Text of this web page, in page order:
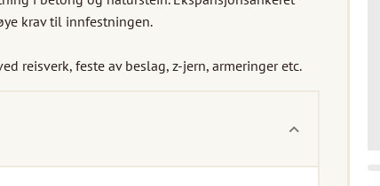
krav til innfestningen.
reisverk, feste av beslag, z-jern, armeringer etc.